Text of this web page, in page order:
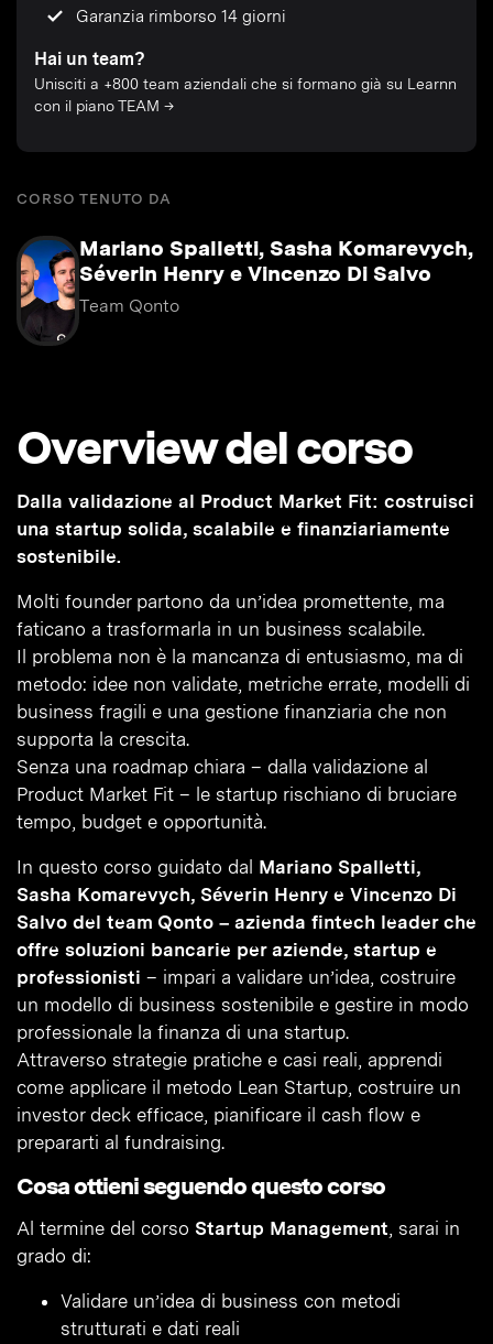
Garanzia rimborso 14 giorni
Hai un team?
Unisciti a +800 team aziendali che si formano già su Learnn
con il piano TEAM →
CORSO TENUTO DA
Mariano Spalletti, Sasha Komarevych,
Séverin Henry e Vincenzo Di Salvo
Team Qonto
Overview del corso
Dalla validazione al Product Market Fit: costruisci
una startup solida, scalabile e finanziariamente
sostenibile.
Molti founder partono da un’idea promettente, ma
faticano a trasformarla in un business scalabile.
Il problema non è la mancanza di entusiasmo, ma di
metodo: idee non validate, metriche errate, modelli di
business fragili e una gestione finanziaria che non
supporta la crescita.
Senza una roadmap chiara – dalla validazione al
Product Market Fit – le startup rischiano di bruciare
tempo, budget e opportunità.
In questo corso guidato dal Mariano Spalletti,
Sasha Komarevych, Séverin Henry e Vincenzo Di
Salvo del team Qonto – azienda fintech leader che
offre soluzioni bancarie per aziende, startup e
professionisti – impari a validare un’idea, costruire
un modello di business sostenibile e gestire in modo
professionale la finanza di una startup.
Attraverso strategie pratiche e casi reali, apprendi
come applicare il metodo Lean Startup, costruire un
investor deck efficace, pianificare il cash flow e
prepararti al fundraising.
Cosa ottieni seguendo questo corso
Al termine del corso Startup Management, sarai in
grado di:
Validare un’idea di business con metodi
strutturati e dati reali